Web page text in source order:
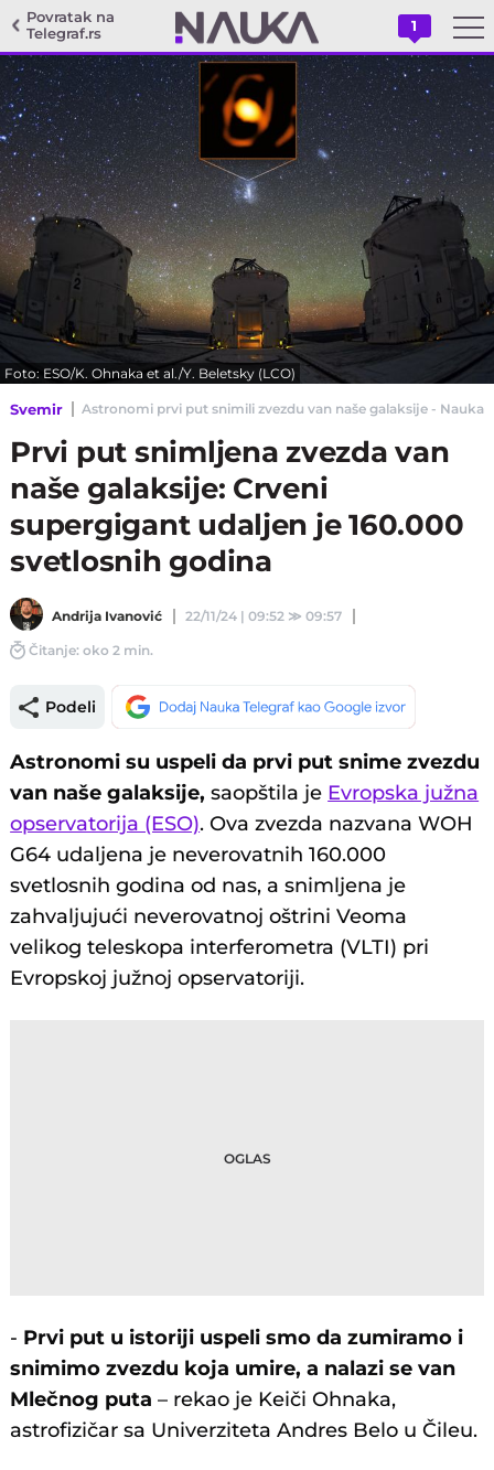
Povratak na
Telegraf.rs
1
Foto: ESO/K. Ohnaka et al./Y. Beletsky (LCO)
Svemir Astronomi prvi put snimili zvezdu van naše galaksije - Nauka
Prvi put snimljena zvezda van
naše galaksije: Crveni
supergigant udaljen je 160.000
svetlosnih godina
Andrija Ivanović 22/11/24 | 09:52 ≫09:57
Čitanje: oko 2 min.
Podeli
Astronomi su uspeli da prvi put snime zvezdu
van naše galaksije, saopštila je Evropska južna
opservatorija (ESO). Ova zvezda nazvana WOH
G64 udaljena je neverovatnih 160.000
svetlosnih godina od nas, a snimljena je
zahvaljujući neverovatnoj oštrini Veoma
velikog teleskopa interferometra (VLTI) pri
Evropskoj južnoj opservatoriji.
- Prvi put u istoriji uspeli smo da zumiramo i
snimimo zvezdu koja umire, a nalazi se van
Mlečnog puta – rekao je Keiči Ohnaka,
astrofizičar sa Univerziteta Andres Belo u Čileu.